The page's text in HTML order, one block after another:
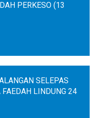
PERKESO (13
SELEPAS
LINDUNG 24